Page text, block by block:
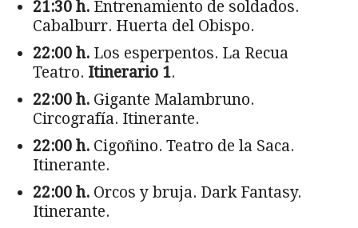
21:30 h. Entrenamiento de soldados.
Cabalburr. Huerta del Obispo.
22:00 h. Los esperpentos. La Recua
Teatro. Itinerario 1.
22:00 h. Gigante Malambruno.
Circografía. Itinerante.
22:00 h. Cigoñino. Teatro de la Saca.
Itinerante.
22:00 h. Orcos y bruja. Dark Fantasy.
Itinerante.